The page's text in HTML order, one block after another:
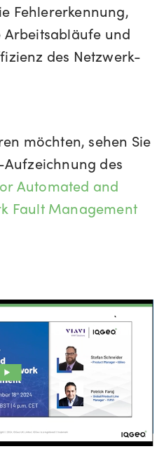
Fehlererkennung,
und
des Netzwerk-
möchten, sehen Sie
des
Automated and
Fault Management